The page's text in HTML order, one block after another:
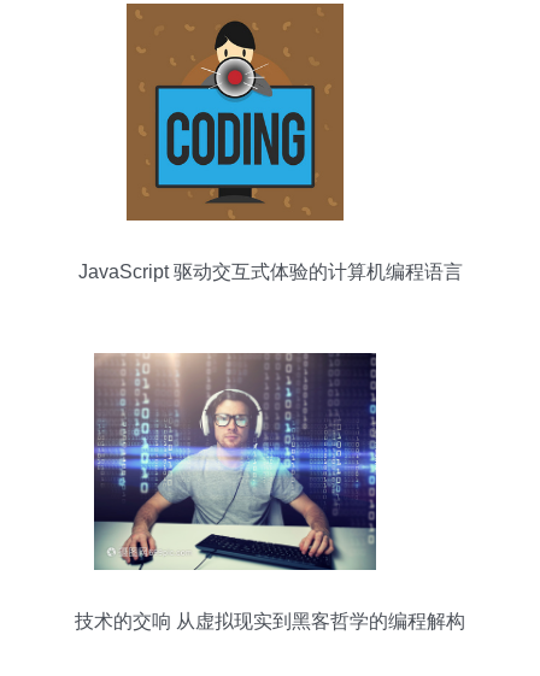
JavaScript 驱动交互式体验的计算机编程语言
技术的交响 从虚拟现实到黑客哲学的编程解构